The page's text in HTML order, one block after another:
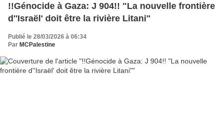
!!Génocide à Gaza: J 904!! "La nouvelle frontière
d''Israël' doit être la rivière Litani"
Publié le 28/03/2026 à 06:34
Par MCPalestine